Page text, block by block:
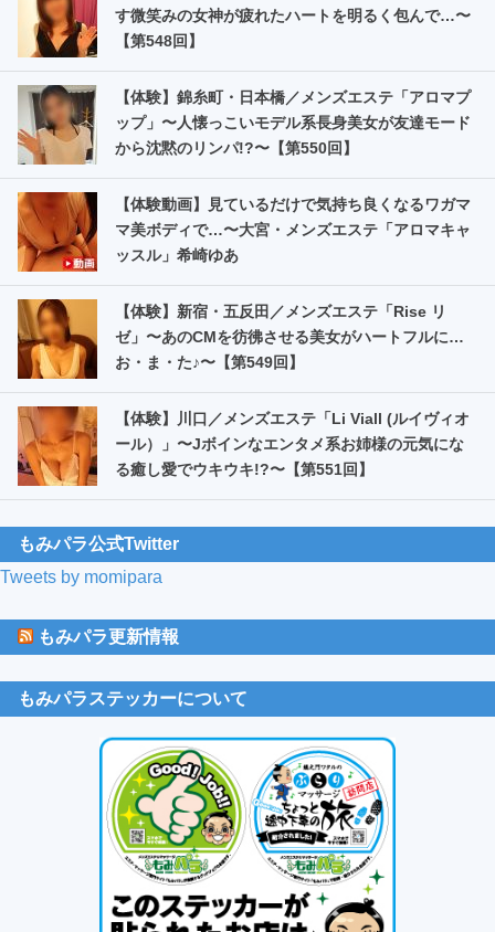
す微笑みの女神が疲れたハートを明るく包んで…〜
【第548回】
【体験】錦糸町・日本橋／メンズエステ「アロマプ
ップ」〜人懐っこいモデル系長身美女が友達モード
から沈黙のリンパ!?〜【第550回】
【体験動画】見ているだけで気持ち良くなるワガマ
マ美ボディで…〜大宮・メンズエステ「アロマキャ
ッスル」希崎ゆあ
【体験】新宿・五反田／メンズエステ「Rise リ
ゼ」〜あのCMを彷彿させる美女がハートフルに…
お・ま・た️♪〜【第549回】
【体験】川口／メンズエステ「Li Viall (ルイヴィオ
ール）」〜Jボインなエンタメ系お姉様の元気にな
る癒し愛でウキウキ!?〜【第551回】
もみパラ公式Twitter
Tweets by momipara
もみパラ更新情報
もみパラステッカーについて